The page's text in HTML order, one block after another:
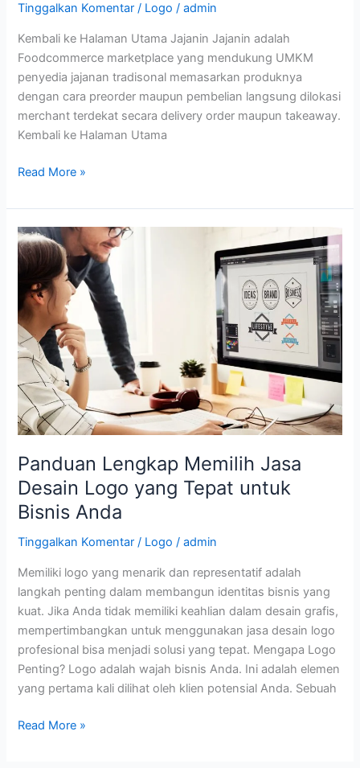
Tinggalkan Komentar / Logo /admin
Kembali ke Halaman Utama Jajanin Jajanin adalah
Foodcommerce marketplace yang mendukung UMKM
penyedia jajanan tradisonal memasarkan produknya
dengan cara preorder maupun pembelian langsung dilokasi
merchant terdekat secara delivery order maupun takeaway.
Kembali ke Halaman Utama
Read More »
Panduan Lengkap Memilih Jasa
Desain Logo yang Tepat untuk
Bisnis Anda
Tinggalkan Komentar / Logo /admin
Memiliki logo yang menarik dan representatif adalah
langkah penting dalam membangun identitas bisnis yang
kuat. Jika Anda tidak memiliki keahlian dalam desain grafis,
mempertimbangkan untuk menggunakan jasa desain logo
profesional bisa menjadi solusi yang tepat. Mengapa Logo
Penting? Logo adalah wajah bisnis Anda. Ini adalah elemen
yang pertama kali dilihat oleh klien potensial Anda. Sebuah
Panduan
Lengkap
Memilih
Jasa
Desain
Logo
yang
Tepat
untuk
Bisnis
Anda
Read More »